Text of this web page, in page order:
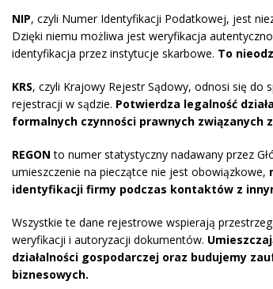
NIP, czyli Numer Identyfikacji Podatkowej, jest
Dzięki niemu możliwa jest weryfikacja
identyfikacja przez instytucje skarbowe. To
KRS, czyli Krajowy Rejestr Sądowy, odnosi się do
rejestracji w sądzie. Potwierdza legalność
formalnych czynności prawnych związanych
REGON to numer statystyczny nadawany przez
umieszczenie na pieczątce nie jest obowiązkowe,
identyfikacji firmy podczas kontaktów z
Wszystkie te dane rejestrowe wspierają
weryfikacji i autoryzacji dokumentów.
działalności gospodarczej oraz budujemy
biznesowych.